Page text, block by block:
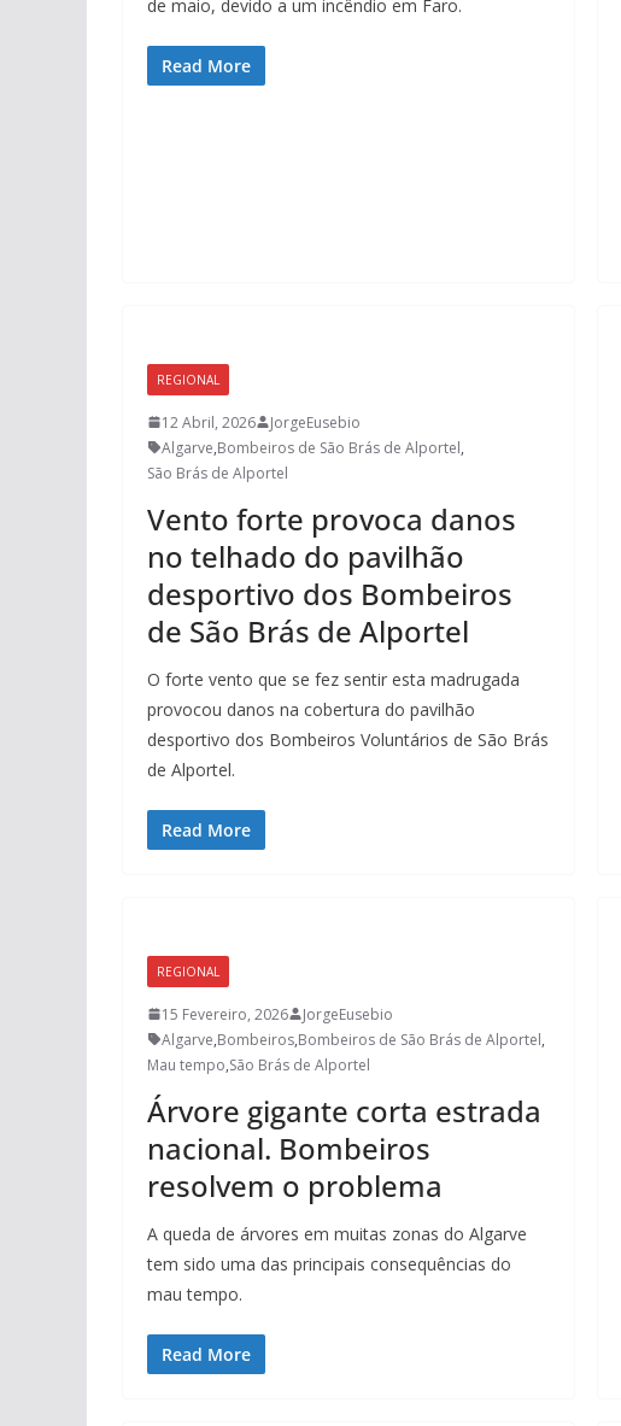
de maio, devido a um incêndio em Faro.
Read More
REGIONAL
12 Abril, 2026
JorgeEusebio
Algarve,Bombeiros de São Brás de Alportel,
São Brás de Alportel
Vento forte provoca danos
no telhado do pavilhão
desportivo dos Bombeiros
de São Brás de Alportel
O forte vento que se fez sentir esta madrugada
provocou danos na cobertura do pavilhão
desportivo dos Bombeiros Voluntários de São Brás
de Alportel.
Read More
REGIONAL
15 Fevereiro, 2026
JorgeEusebio
Algarve,Bombeiros,Bombeiros de São Brás de Alportel,
Mau tempo,São Brás de Alportel
Árvore gigante corta estrada
nacional. Bombeiros
resolvem o problema
A queda de árvores em muitas zonas do Algarve
tem sido uma das principais consequências do
mau tempo.
Read More